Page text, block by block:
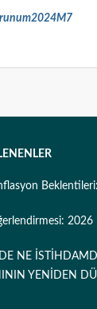
2026
NE
YENİDEN